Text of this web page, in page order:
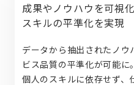
成果やノウハウを可視化
スキルの平準化を実現
データから抽出されたノ
ビス品質の平準化が可能に。
個人のスキルに依存せず、